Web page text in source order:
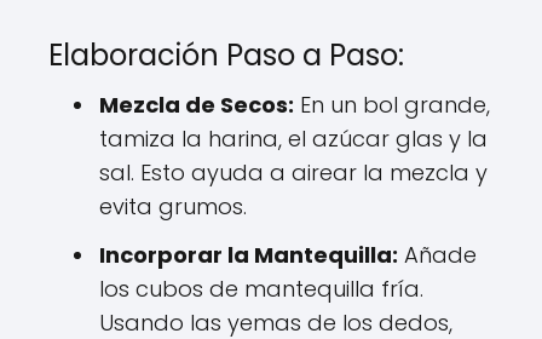
Elaboración Paso a Paso:
Mezcla de Secos: En un bol grande,
tamiza la harina, el azúcar glas y la
sal. Esto ayuda a airear la mezcla y
evita grumos.
Incorporar la Mantequilla: Añade
los cubos de mantequilla fría.
Usando las yemas de los dedos,